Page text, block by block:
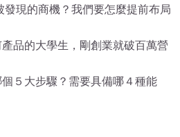
現的商機？我們要怎麼提前布局
品的大學生，剛創業就破百萬營
５大步驟？需要具備哪４種能